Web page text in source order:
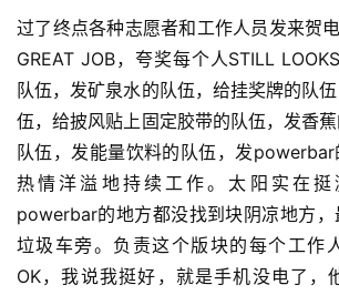
过了终点各种志愿者和工作人员发来贺
GREAT JOB，夸奖每个人STILL
队伍，发矿泉水的队伍，给挂奖牌的队
伍，给披风贴上固定胶带的队伍，发香
队伍，发能量饮料的队伍，发
热情洋溢地持续工作。太阳实在挺
powerbar的地方都没找到块阴凉地方
垃圾车旁。负责这个版块的每个工作
OK，我说我挺好，就是手机没电了，